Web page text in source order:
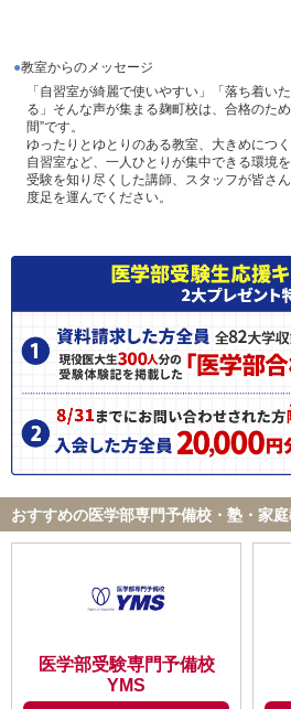
教室からのメッセージ
「自習室が綺麗で使いやすい」「落ち着い
る」そんな声が集まる麹町校は、合格のた
間”です。
ゆったりとゆとりのある教室、大きめにつ
自習室など、一人ひとりが集中できる環境を
受験を知り尽くした講師、スタッフが皆さ
度足を運んでください。
おすすめの医学部専門予備校・塾・家
医学部受験専門予備校
YMS